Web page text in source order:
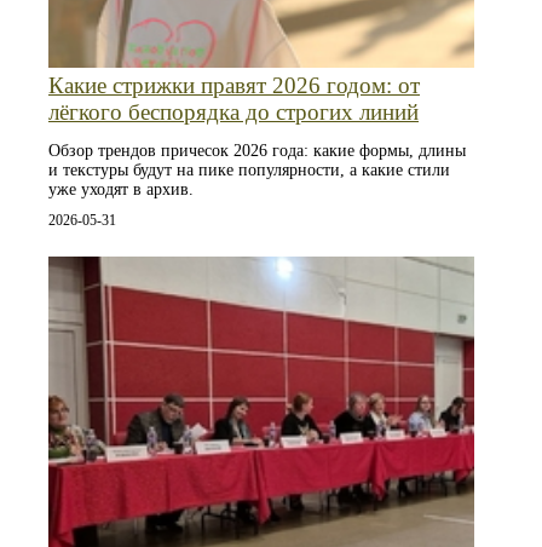
Какие стрижки правят 2026 годом: от
лёгкого беспорядка до строгих линий
Обзор трендов причесок 2026 года: какие формы, длины
и текстуры будут на пике популярности, а какие стили
уже уходят в архив.
2026-05-31